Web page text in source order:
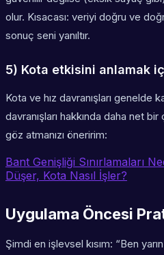
olur. Kısacası: veriyi doğru ve
sonuç seni yanıltır.
5) Kota etkisini anlamak
Kota ve hız davranışları genelde
davranışları hakkında daha net
göz atmanızı öneririm:
Bant Genişliği Sınırlamaları
Düşer, Kota Nasıl İşler?
Uygulama Öncesi
Şimdi en işlevsel kısım: “Ben